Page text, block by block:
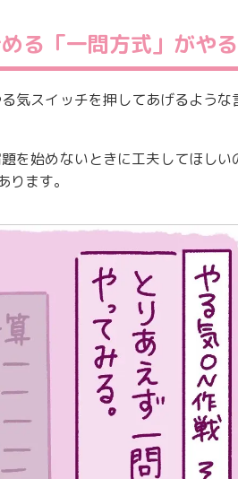
る「一問方式」がや
気スイッチを押してあげるよう
を始めないときに工夫してほし
ます。